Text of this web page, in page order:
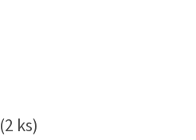
(2 ks)